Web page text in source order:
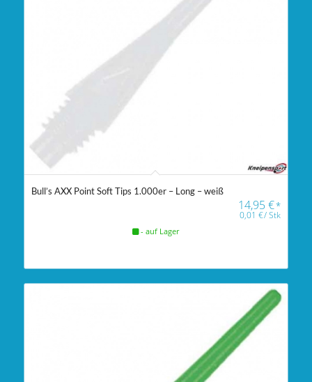
Bull’s AXX Point Soft Tips 1.000er – Long – weiß
14,95€*
0,01€/Stk
- auf Lager